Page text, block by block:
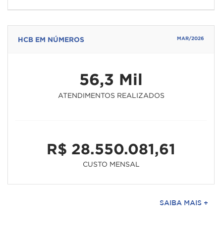
HCB EM NÚMEROS MAR/2026
56,3 Mil
ATENDIMENTOS REALIZADOS
R$ 28.550.081,61
CUSTO MENSAL
SAIBA MAIS +